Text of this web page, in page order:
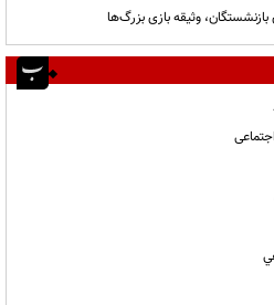
وثیقه بازی بزرگ‌ها